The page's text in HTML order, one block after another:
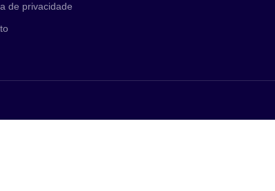
de privacidade